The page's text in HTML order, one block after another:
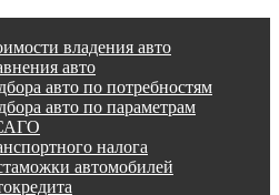
владения авто
авто
авто по потребностям
авто по параметрам
налога
автомобилей